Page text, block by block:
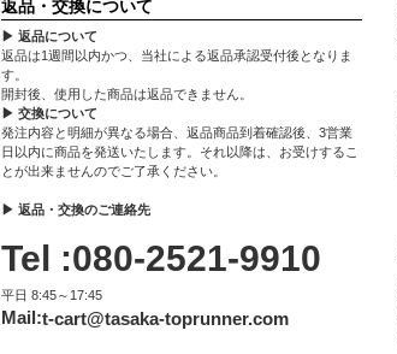
返品・交換について
▶ 返品について
返品は1週間以内かつ、当社による返品承認受付後となりま
す。
開封後、使用した商品は返品できません。
▶ 交換について
発注内容と明細が異なる場合、返品商品到着確認後、3営業
日以内に商品を発送いたします。それ以降は、お受けするこ
とが出来ませんのでご了承ください。
▶ 返品・交換のご連絡先
Tel :080-2521-9910
平日 8:45～17:45
Mail:t-cart@tasaka-toprunner.com